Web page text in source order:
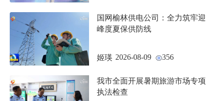
国网榆林供电公司：全力筑牢迎
峰度夏保供防线
姬瑛 2026-08-09 356
我市全面开展暑期旅游市场专项
执法检查